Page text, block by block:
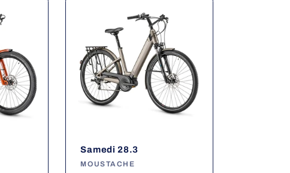
Samedi 28.3
Fournisseur :
MOUSTACHE